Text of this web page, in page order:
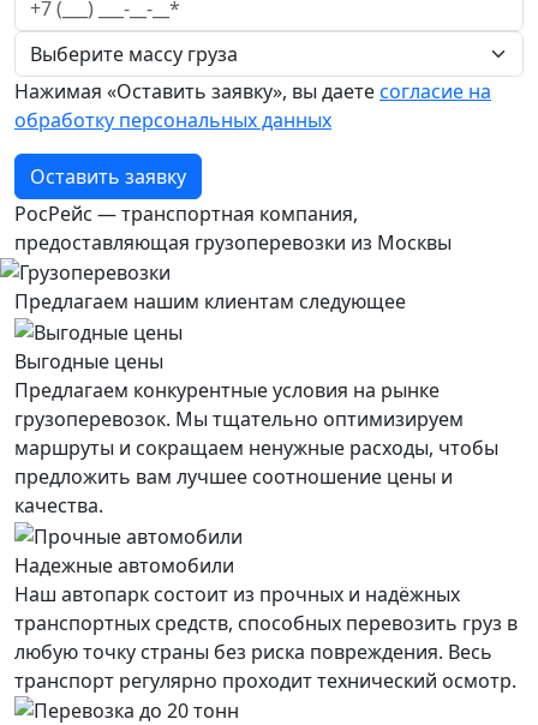
Нажимая «Оставить заявку», вы даетесогласие на
обработку персональных данных
Оставить заявку
РосРейс — транспортная компания,
предоставляющая грузоперевозки из Москвы
Предлагаем нашим клиентам следующее
Выгодные цены
Предлагаем конкурентные условия на рынке
грузоперевозок. Мы тщательно оптимизируем
маршруты и сокращаем ненужные расходы, чтобы
предложить вам лучшее соотношение цены и
качества.
Надежные автомобили
Наш автопарк состоит из прочных и надёжных
транспортных средств, способных перевозить груз в
любую точку страны без риска повреждения. Весь
транспорт регулярно проходит технический осмотр.